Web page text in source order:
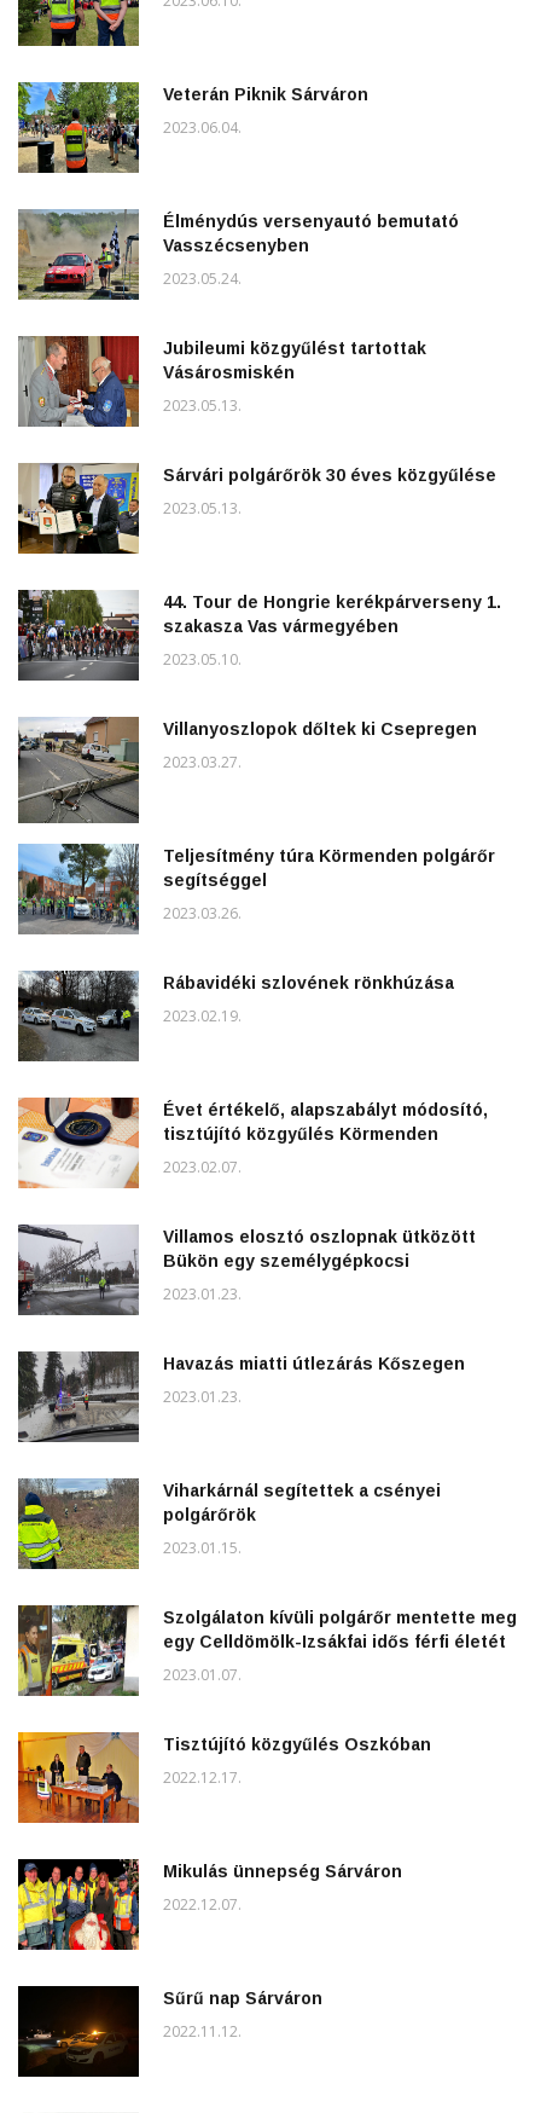
Veterán Piknik Sárváron
2023.06.04.
Élménydús versenyautó bemutató
Vasszécsenyben
2023.05.24.
Jubileumi közgyűlést tartottak
Vásárosmiskén
2023.05.13.
Sárvári polgárőrök 30 éves közgyűlése
2023.05.13.
44. Tour de Hongrie kerékpárverseny 1.
szakasza Vas vármegyében
2023.05.10.
Villanyoszlopok dőltek ki Csepregen
2023.03.27.
Teljesítmény túra Körmenden polgárőr
segítséggel
2023.03.26.
Rábavidéki szlovének rönkhúzása
2023.02.19.
Évet értékelő, alapszabályt módosító,
tisztújító közgyűlés Körmenden
2023.02.07.
Villamos elosztó oszlopnak ütközött
Bükön egy személygépkocsi
2023.01.23.
Havazás miatti útlezárás Kőszegen
2023.01.23.
Viharkárnál segítettek a csényei
polgárőrök
2023.01.15.
Szolgálaton kívüli polgárőr mentette meg
egy Celldömölk-Izsákfai idős férfi életét
2023.01.07.
Tisztújító közgyűlés Oszkóban
2022.12.17.
Mikulás ünnepség Sárváron
2022.12.07.
Sűrű nap Sárváron
2022.11.12.